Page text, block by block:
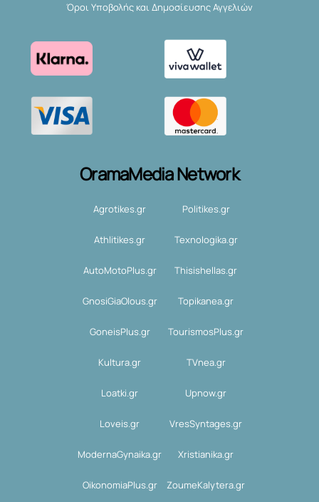
Όροι Υποβολής και Δημοσίευσης Αγγελιών
OramaMedia Network
Agrotikes.gr Politikes.gr
Athlitikes.gr Texnologika.gr
AutoMotoPlus.gr Thisishellas.gr
GnosiGiaOlous.gr Topikanea.gr
GoneisPlus.gr TourismosPlus.gr
Kultura.gr TVnea.gr
Loatki.gr Upnow.gr
Loveis.gr VresSyntages.gr
ModernaGynaika.gr Xristianika.gr
OikonomiaPlus.gr ZoumeKalytera.gr